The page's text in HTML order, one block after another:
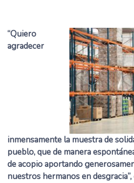
“Quiero
agradecer
inmensamente la muestra de
pueblo, que de manera
de acopio aportando
nuestros hermanos en